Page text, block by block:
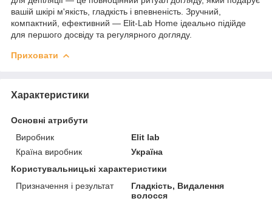
вашій шкірі м'якість, гладкість і впевненість. Зручний,
компактний, ефективний — Elit-Lab Home ідеально підійде
для першого досвіду та регулярного догляду.
Приховати
Характеристики
Основні атрибути
Виробник
Elit lab
Країна виробник
Україна
Користувальницькі характеристики
Призначення і результат
Гладкість, Видалення
волосся